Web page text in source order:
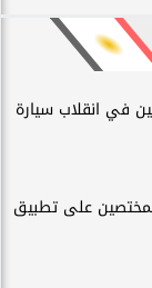
في انقلاب سيارة
على تطبيق